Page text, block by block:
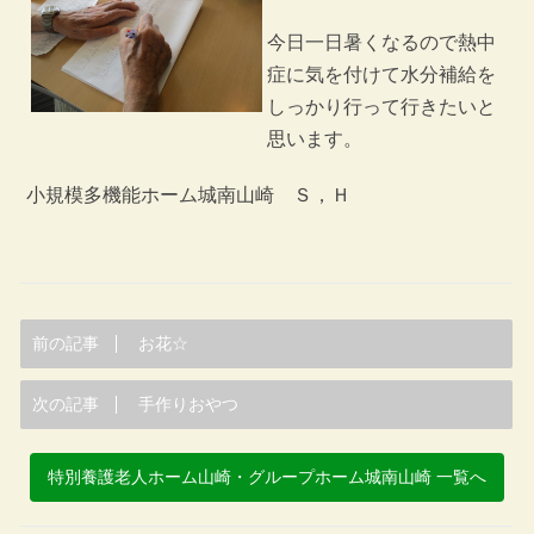
今日一日暑くなるので熱中
症に気を付けて水分補給を
しっかり行って行きたいと
思います。
小規模多機能ホーム城南山崎 Ｓ，Ｈ
前の記事 お花☆
次の記事 手作りおやつ
特別養護老人ホーム山崎・グループホーム城南山崎 一覧へ